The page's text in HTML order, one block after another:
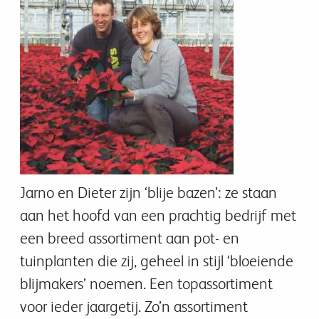
Jarno en Dieter zijn ‘blije bazen’: ze staan
aan het hoofd van een prachtig bedrijf met
een breed assortiment aan pot- en
tuinplanten die zij, geheel in stijl ‘bloeiende
blijmakers’ noemen. Een topassortiment
voor ieder jaargetij. Zo’n assortiment